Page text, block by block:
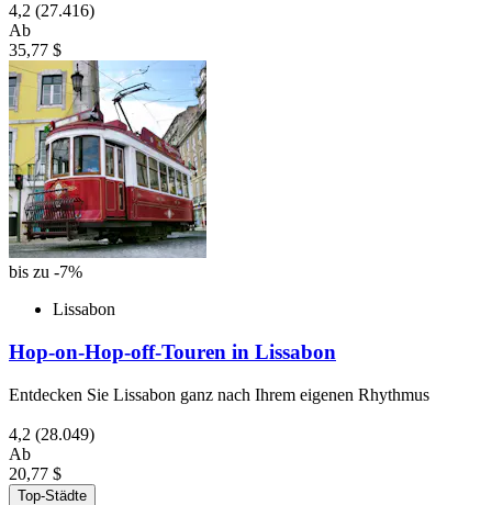
4,2 (27.416)
Ab
35,77 $
bis zu -7%
Lissabon
Hop-on-Hop-off-Touren in Lissabon
Entdecken Sie Lissabon ganz nach Ihrem eigenen Rhythmus
4,2 (28.049)
Ab
20,77 $
Top-Städte